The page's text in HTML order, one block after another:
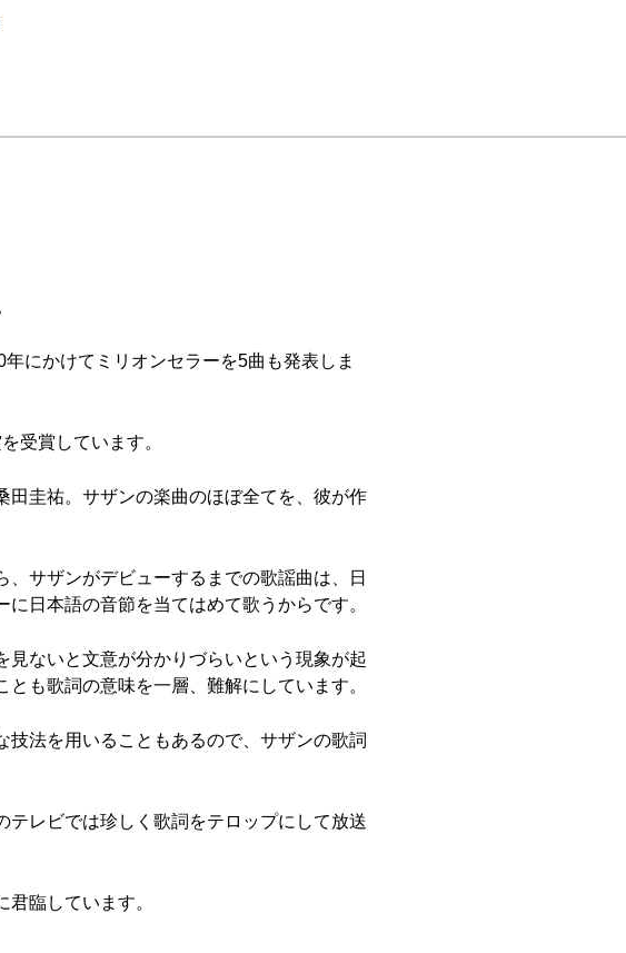
にかけてミリオンセラーを5曲も発表しま
受賞しています。
圭祐。サザンの楽曲のほぼ全てを、彼が作
サザンがデビューするまでの歌謡曲は、日
日本語の音節を当てはめて歌うからです。
ないと文意が分かりづらいという現象が起
も歌詞の意味を一層、難解にしています。
法を用いることもあるので、サザンの歌詞
レビでは珍しく歌詞をテロップにして放送
臨しています。